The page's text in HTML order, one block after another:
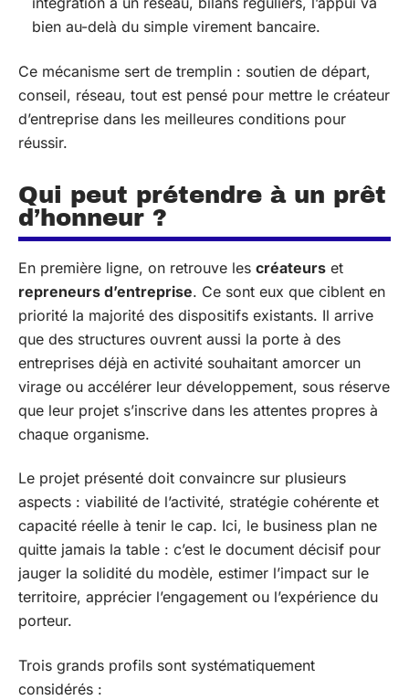
bien au-delà du simple virement bancaire.
Ce mécanisme sert de tremplin : soutien de départ,
conseil, réseau, tout est pensé pour mettre le créateur
d’entreprise dans les meilleures conditions pour
réussir.
Qui peut prétendre à un prêt
d’honneur ?
En première ligne, on retrouve les créateurs et
repreneurs d’entreprise. Ce sont eux que ciblent en
priorité la majorité des dispositifs existants. Il arrive
que des structures ouvrent aussi la porte à des
entreprises déjà en activité souhaitant amorcer un
virage ou accélérer leur développement, sous réserve
que leur projet s’inscrive dans les attentes propres à
chaque organisme.
Le projet présenté doit convaincre sur plusieurs
aspects : viabilité de l’activité, stratégie cohérente et
capacité réelle à tenir le cap. Ici, le business plan ne
quitte jamais la table : c’est le document décisif pour
jauger la solidité du modèle, estimer l’impact sur le
territoire, apprécier l’engagement ou l’expérience du
porteur.
Trois grands profils sont systématiquement
considérés :